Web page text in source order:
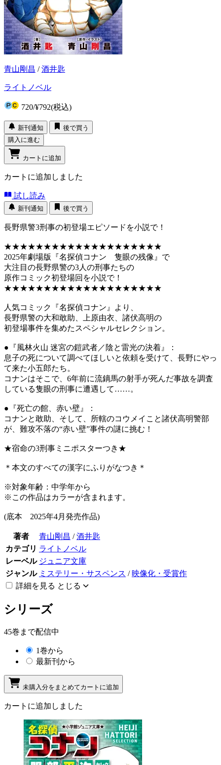
青山剛昌 /酒井匙
ライトノベル
720/¥792(税込)
新刊通知
後で買う
購入に進む
カートに追加
カートに追加しました
試し読み
新刊通知 後で買う
長野県警3刑事の初登場エピソードを小説で！
★★★★★★★★★★★★★★★★★★★★
2025年劇場版『名探偵コナン 隻眼の残像』で
大注目の長野県警の3人の刑事たちの
原作コミック初登場回を小説で！
★★★★★★★★★★★★★★★★★★★★
人気コミック『名探偵コナン』より、
長野県警の大和敢助、上原由衣、諸伏高明の
初登場事件を集めたスペシャルセレクション。
●『風林火山 迷宮の鎧武者／陰と雷光の決着』：
息子の死について調べてほしいと依頼を受けて、長野にやっ
て来た小五郎たち。
コナンはそこで、6年前に流鏑馬の射手が死んだ事故を調査
している隻眼の刑事に遭遇して……。
●『死亡の館、赤い壁』：
コナンと敢助、そして、所轄のコウメイこと諸伏高明警部
が、難攻不落の“赤い壁”事件の謎に挑む！
★宿命の3刑事ミニポスターつき★
＊本文のすべての漢字にふりがなつき＊
※対象年齢：中学年から
※この作品はカラーが含まれます。
(底本 2025年4月発売作品)
著者 青山剛昌 /酒井匙
カテゴリ ライトノベル
レーベル ジュニア文庫
ジャンル ミステリー・サスペンス / 映像化・受賞作
詳細を見る とじる
シリーズ
45巻まで配信中
1巻から
最新刊から
未購入分をまとめてカートに追加
カートに追加しました